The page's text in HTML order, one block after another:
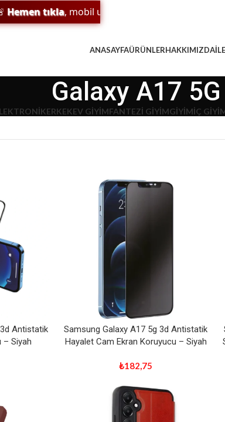
tıkla, mobil uygulamamızı indir;
ANASAYFAÜRÜNLERHAKKIMIZDA
Galaxy A17 5G
ERKEKEV GIYIMFANTEZI GIYIMGIYIMİÇ
Antistatik
– Siyah
Samsung Galaxy A17 5g 3d Antistatik
Hayalet Cam Ekran Koruyucu – Siyah
₺182,75